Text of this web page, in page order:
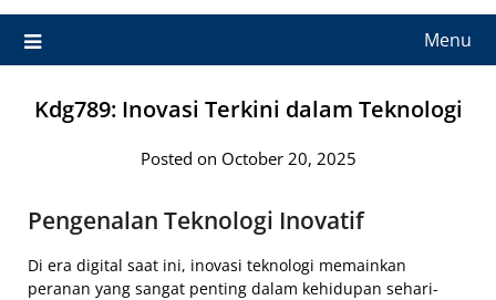
Menu
Kdg789: Inovasi Terkini dalam Teknologi
Posted on October 20, 2025
Pengenalan Teknologi Inovatif
Di era digital saat ini, inovasi teknologi memainkan
peranan yang sangat penting dalam kehidupan sehari-